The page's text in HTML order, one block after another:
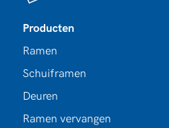
Producten
Ramen
Schuiframen
Deuren
Ramen vervangen